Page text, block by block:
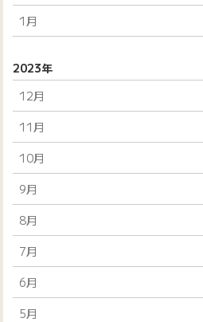
1月
2023年
12月
11月
10月
9月
8月
7月
6月
5月